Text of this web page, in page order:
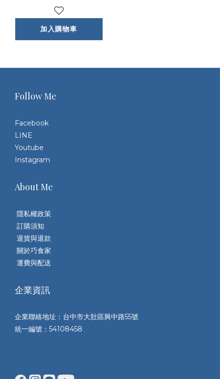
加入購物車
Follow Me
Facebook
LINE
Youtube
Instagram
About Me
隱私權政策
訂購須知
退貨與退款
關於巧食家
運費與配送
企業資訊
企業聯絡地址：台中市大肚區興中路55號
統一編號：54108458